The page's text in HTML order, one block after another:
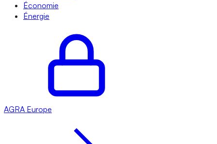
Économie
Énergie
AGRA Europe